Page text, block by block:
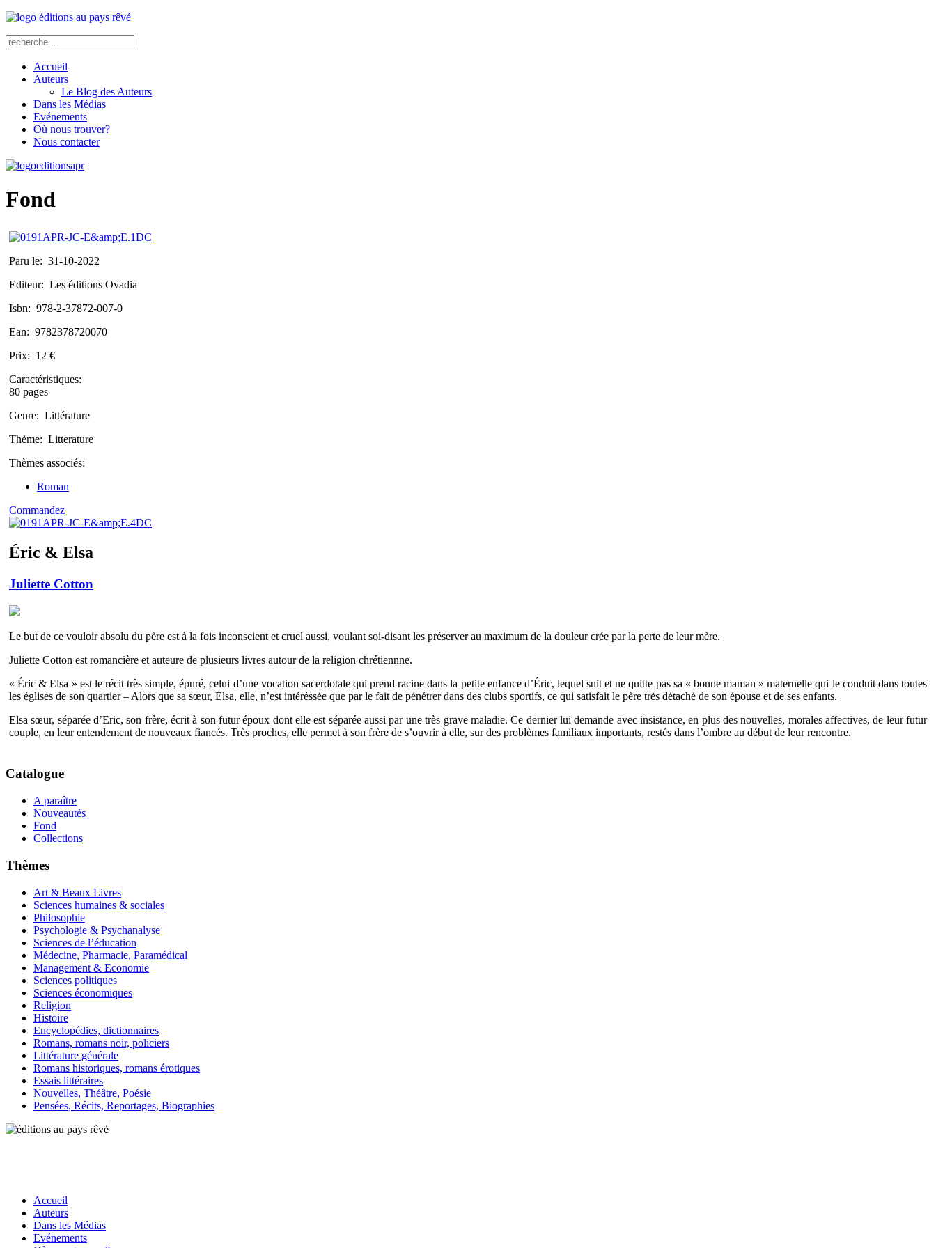
Accueil
Auteurs
Le Blog des Auteurs
Dans les Médias
Evénements
Où nous trouver?
Nous contacter
Fond
Paru le: 31-10-2022
Editeur: Les éditions Ovadia
Isbn: 978-2-37872-007-0
Ean: 9782378720070
Prix: 12 €
Caractéristiques:
80 pages
Genre: Littérature
Thème: Litterature
Thèmes associés:
Roman
Commandez
Éric & Elsa
Juliette Cotton
Le but de ce vouloir absolu du père est à la fois inconscient et cruel aussi, voulant soi-disant les préserver au maximum de la douleur crée par la perte de leur mère.
Juliette Cotton est romancière et auteure de plusieurs livres autour de la religion chrétiennne.
« Éric & Elsa » est le récit très simple, épuré, celui d’une vocation sacerdotale qui prend racine dans la petite enfance d’Éric, lequel suit et ne quitte pas sa « bonne maman » maternelle qui le conduit dans toutes
les églises de son quartier – Alors que sa sœur, Elsa, elle, n’est intéréssée que par le fait de pénétrer dans des clubs sportifs, ce qui satisfait le père très détaché de son épouse et de ses enfants.
Elsa sœur, séparée d’Eric, son frère, écrit à son futur époux dont elle est séparée aussi par une très grave maladie. Ce dernier lui demande avec insistance, en plus des nouvelles, morales affectives, de leur futur
couple, en leur entendement de nouveaux fiancés. Très proches, elle permet à son frère de s’ouvrir à elle, sur des problèmes familiaux importants, restés dans l’ombre au début de leur rencontre.
Catalogue
A paraître
Nouveautés
Fond
Collections
Thèmes
Art & Beaux Livres
Sciences humaines & sociales
Philosophie
Psychologie & Psychanalyse
Sciences de l’éducation
Médecine, Pharmacie, Paramédical
Management & Economie
Sciences politiques
Sciences économiques
Religion
Histoire
Encyclopédies, dictionnaires
Romans, romans noir, policiers
Littérature générale
Romans historiques, romans érotiques
Essais littéraires
Nouvelles, Théâtre, Poésie
Pensées, Récits, Reportages, Biographies
Accueil
Auteurs
Dans les Médias
Evénements